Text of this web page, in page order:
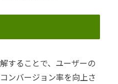
することで、ユーザーの
ンバージョン率を向上さ